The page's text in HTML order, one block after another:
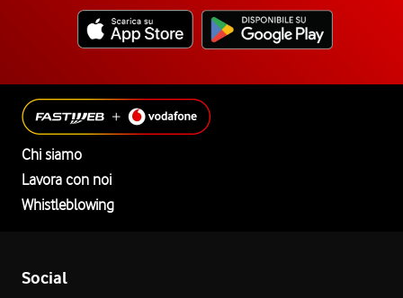
Chi siamo
Lavora con noi
Whistleblowing
Social